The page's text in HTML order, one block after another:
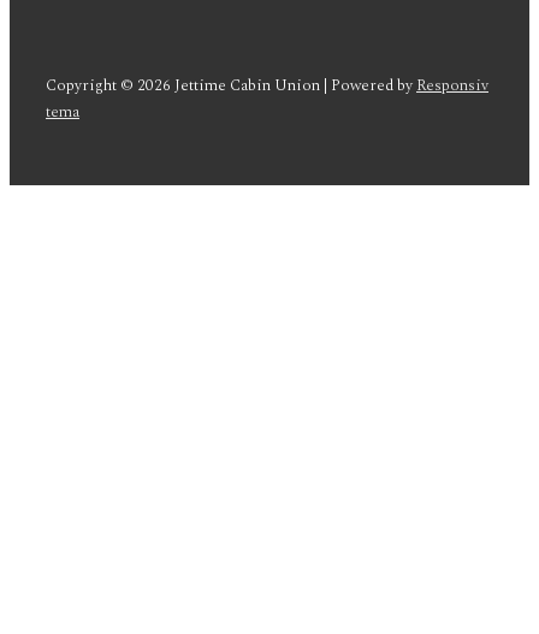
Copyright © 2026 Jettime Cabin Union | Powered by Responsiv
tema